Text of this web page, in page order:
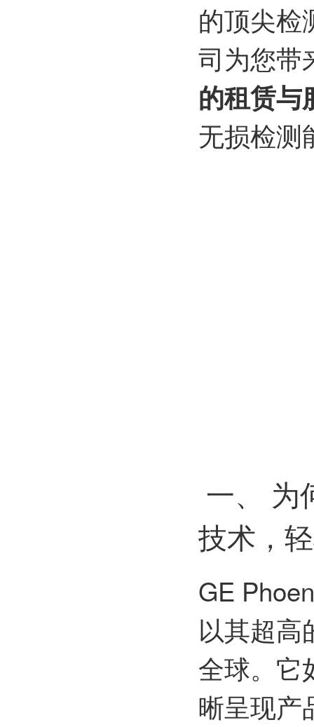
的顶尖检
司为您
的租赁与
无损检测
一、
技术，
GE
以其超高
全球。它
晰呈现产